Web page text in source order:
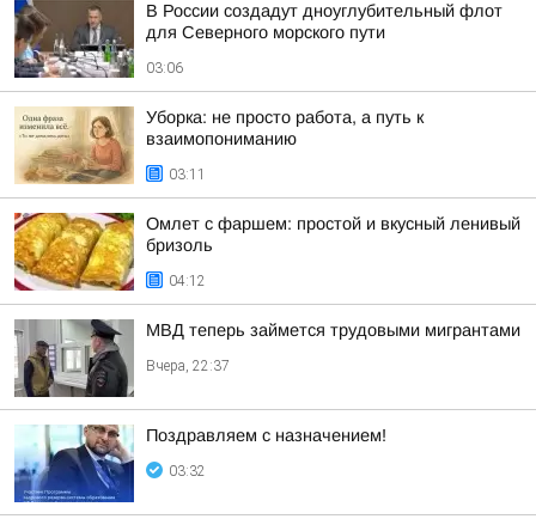
В России создадут дноуглубительный флот
для Северного морского пути
03:06
Уборка: не просто работа, а путь к
взаимопониманию
03:11
Омлет с фаршем: простой и вкусный ленивый
бризоль
04:12
МВД теперь займется трудовыми мигрантами
Вчера, 22:37
Поздравляем с назначением!
03:32